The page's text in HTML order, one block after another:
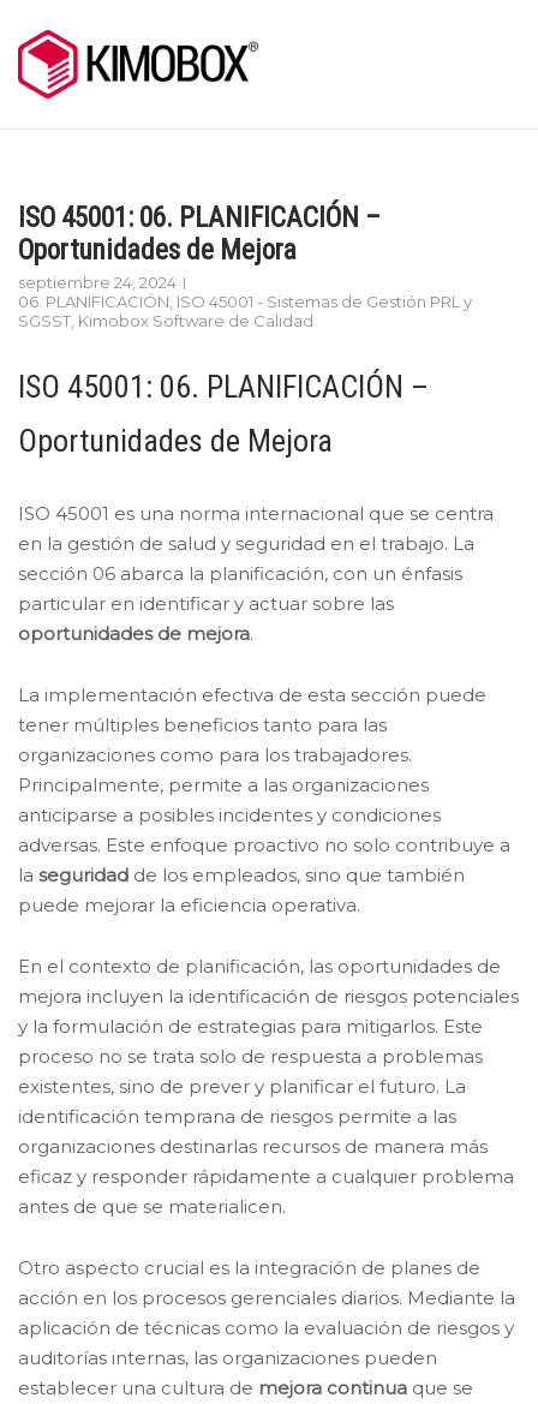
to
content
ISO 45001: 06. PLANIFICACIÓN –
Oportunidades de Mejora
septiembre 24, 2024
06. PLANIFICACIÓN ISO 45001 - Sistemas de Gestión PRL y
SGSST Kimobox Software de Calidad
ISO 45001: 06. PLANIFICACIÓN –
Oportunidades de Mejora
ISO 45001 es una norma internacional que se centra
en la gestión de salud y seguridad en el trabajo. La
sección 06 abarca la planificación, con un énfasis
particular en identificar y actuar sobre las
oportunidades de mejora.
La implementación efectiva de esta sección puede
tener múltiples beneficios tanto para las
organizaciones como para los trabajadores.
Principalmente, permite a las organizaciones
anticiparse a posibles incidentes y condiciones
adversas. Este enfoque proactivo no solo contribuye a
la seguridad de los empleados, sino que también
puede mejorar la eficiencia operativa.
En el contexto de planificación, las oportunidades de
mejora incluyen la identificación de riesgos potenciales
y la formulación de estrategias para mitigarlos. Este
proceso no se trata solo de respuesta a problemas
existentes, sino de prever y planificar el futuro. La
identificación temprana de riesgos permite a las
organizaciones destinarlas recursos de manera más
eficaz y responder rápidamente a cualquier problema
antes de que se materialicen.
Otro aspecto crucial es la integración de planes de
acción en los procesos gerenciales diarios. Mediante la
aplicación de técnicas como la evaluación de riesgos y
auditorías internas, las organizaciones pueden
establecer una cultura de mejora continua que se